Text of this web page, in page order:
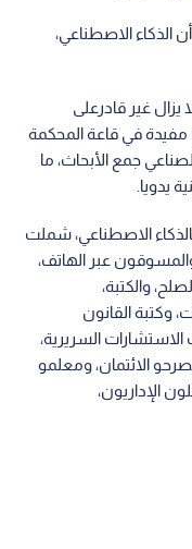
الذكاء الاصطناعي،
يزال غير قادرعلى
مفيدة في قاعة المحكمة
جمع الأبحاث، ما
يدويا.
الاصطناعي، شملت
والمسوقون عبر الهاتف،
والكتبة،
وكتبة القانون
السريرية،
الائتمان، ومعلمو
الإداريون،